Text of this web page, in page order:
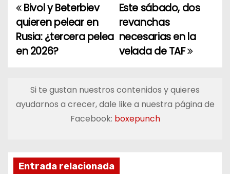
N
a
v
g
i
Este sábado, dos
revanchas
necesarias en la
velada de TAF
Bivol y Beterbiev
quieren pelear en
Rusia: ¿tercera pelea
en 2026?
Si te gustan nuestros contenidos y quieres
ayudarnos a crecer, dale like a nuestra página de
Facebook: boxepunch
Entrada relacionada